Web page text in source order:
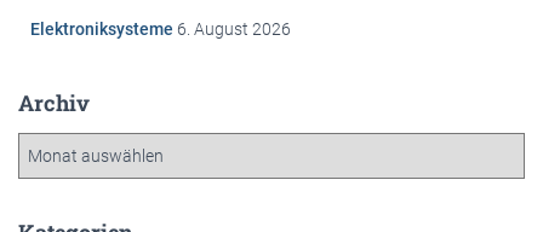
Elektroniksysteme 6. August 2026
Archiv
h